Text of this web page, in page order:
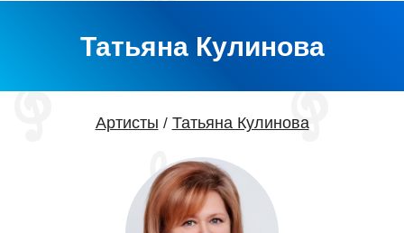
Татьяна Кулинова
Артисты / Татьяна Кулинова